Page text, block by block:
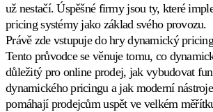
Zásobami
řízený
pricing
Nechte
stav
skladu
řídit
vaše
Jak
si
Multiply
už nestačí. Úspěšné firmy jsou ty, které
pricing systémy jako základ svého provozu.
Právě zde vstupuje do hrydynamický pricing
Tento průvodce se věnuje tomu, co
důležitý pro online prodej, jak vybudovat
dynamického pricingu a jak moderní
pomáhají prodejcům uspět ve velkém